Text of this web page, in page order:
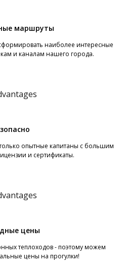
маршруты
наиболее интересные
и каналам нашего города.
опытные капитаны с большим
и сертификаты.
цены
теплоходов - поэтому можем
цены на прогулки!